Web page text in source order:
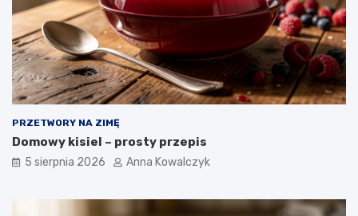
PRZETWORY NA ZIMĘ
Domowy kisiel – prosty przepis
5 sierpnia 2026 Anna Kowalczyk